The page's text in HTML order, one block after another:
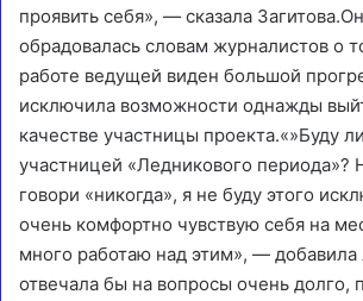
проявить себя», — сказала Загитова.
обрадовалась словам журналистов о
работе ведущей виден большой
исключила возможности однажды
качестве участницы проекта.«»Буду
участницей «Ледникового периода»?
говори «никогда», я не буду этого
очень комфортно чувствую себя на
много работаю над этим», —
отвечала бы на вопросы очень долго,